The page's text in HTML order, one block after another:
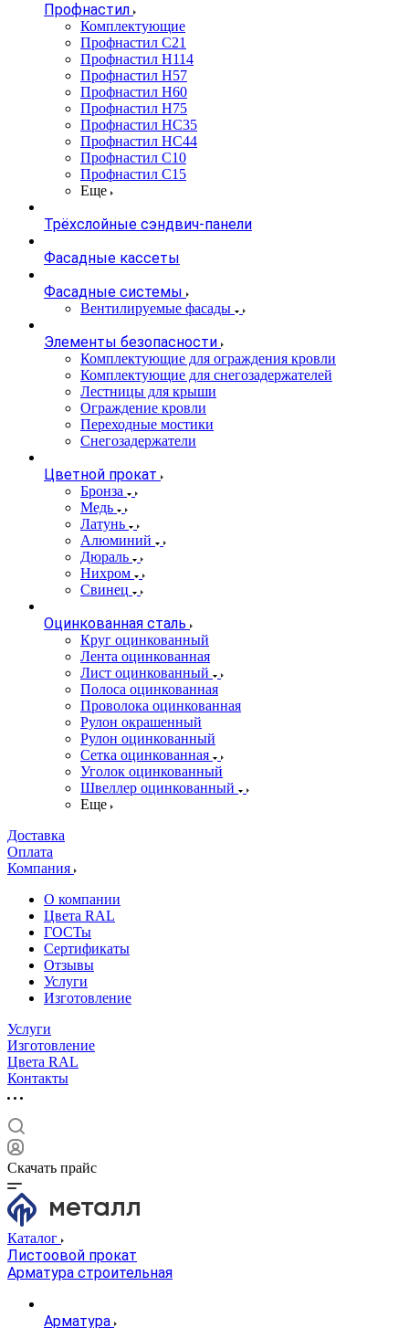
Профнастил
Комплектующие
Профнастил C21
Профнастил Н114
Профнастил Н57
Профнастил Н60
Профнастил Н75
Профнастил НС35
Профнастил НС44
Профнастил С10
Профнастил С15
Еще
Трёхслойные сэндвич-панели
Фасадные кассеты
Фасадные системы
Вентилируемые фасады
Элементы безопасности
Комплектующие для ограждения кровли
Комплектующие для снегозадержателей
Лестницы для крыши
Ограждение кровли
Переходные мостики
Снегозадержатели
Цветной прокат
Бронза
Медь
Латунь
Алюминий
Дюраль
Нихром
Свинец
Оцинкованная сталь
Круг оцинкованный
Лента оцинкованная
Лист оцинкованный
Полоса оцинкованная
Проволока оцинкованная
Рулон окрашенный
Рулон оцинкованный
Сетка оцинкованная
Уголок оцинкованный
Швеллер оцинкованный
Еще
Доставка
Оплата
Компания
О компании
Цвета RAL
ГОСТы
Сертификаты
Отзывы
Услуги
Изготовление
Услуги
Изготовление
Цвета RAL
Контакты
Скачать прайс
Каталог
Листоовой прокат
Арматура строительная
Арматура